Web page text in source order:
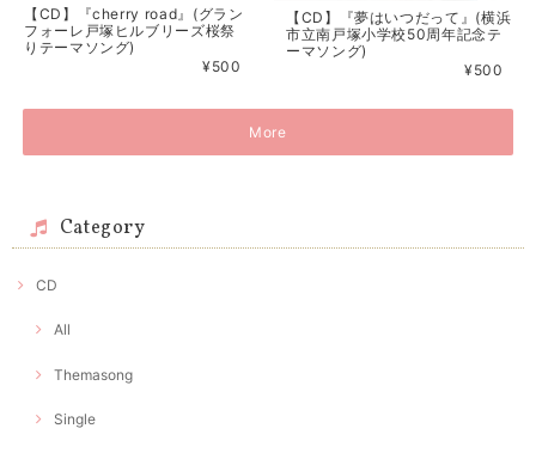
【CD】『cherry road』(グラン
フォーレ戸塚ヒルブリーズ桜祭
りテーマソング)
¥500
【CD】『夢はいつだって』(横浜
市立南戸塚小学校50周年記念テ
ーマソング)
¥500
More
Category
CD
All
Themasong
Single